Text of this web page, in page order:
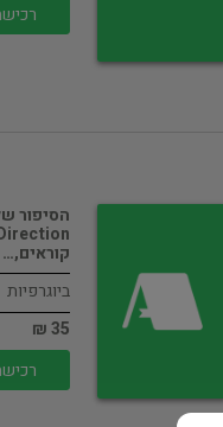
קוראים,…
ביוגרפיות
35 ₪